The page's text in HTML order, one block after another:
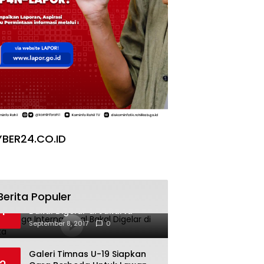
Populer
1
Pesta Yoga Internasional
Bakal Digelar di Jakarta
September 8, 2017 0
Galeri Timnas U-19 Siapkan